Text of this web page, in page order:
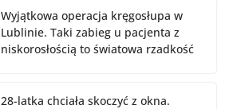
Wyjątkowa operacja kręgosłupa w
Lublinie. Taki zabieg u pacjenta z
niskorosłością to światowa rzadkość
28-latka chciała skoczyć z okna.